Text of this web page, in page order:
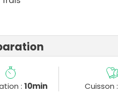
: 10min Cuisson :